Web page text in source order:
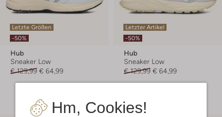
Hm, Cookies!
Letzte Größen
-50%
Hub
Sneaker Low
€ 129,99 € 64,99
Letzter Artikel
-50%
Hub
Sneaker Low
€ 129,99 € 64,99